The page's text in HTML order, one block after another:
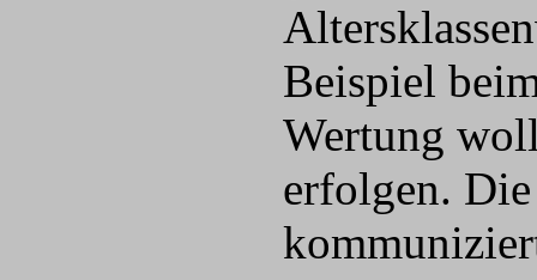
Beispiel
Wertung
erfolgen.